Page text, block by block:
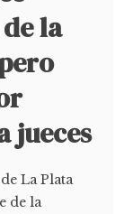
la
jueces
La Plata
de la